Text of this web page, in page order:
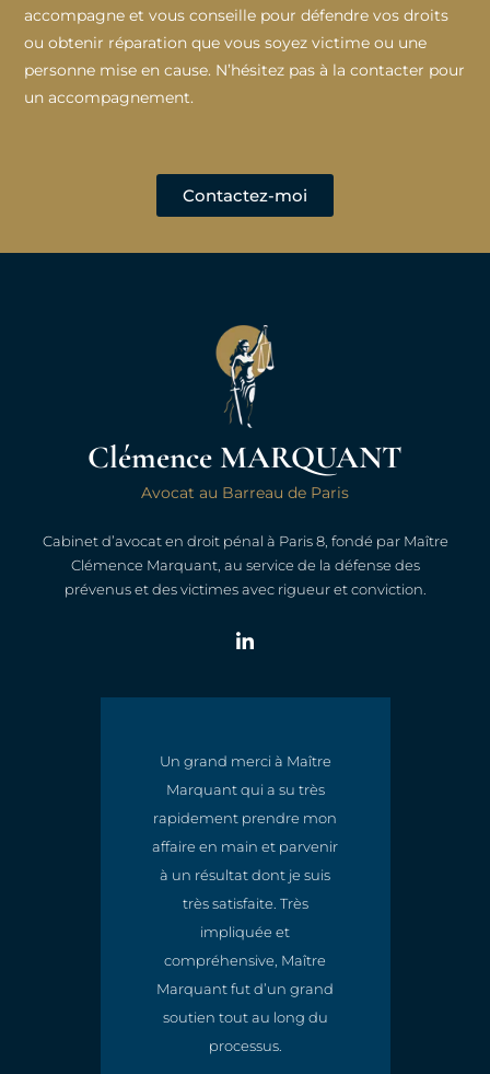
accompagne et vous conseille pour défendre vos droits
ou obtenir réparation que vous soyez victime ou une
personne mise en cause. N’hésitez pas à la contacter pour
un accompagnement.
Contactez-moi
Clémence MARQUANT
Avocat au Barreau de Paris
Cabinet d’avocat en droit pénal à Paris 8, fondé par Maître
Clémence Marquant, au service de la défense des
prévenus et des victimes avec rigueur et conviction.
Un grand merci à Maître
Marquant qui a su très
rapidement prendre mon
affaire en main et parvenir
à un résultat dont je suis
très satisfaite. Très
impliquée et
compréhensive, Maître
Marquant fut d’un grand
soutien tout au long du
processus.